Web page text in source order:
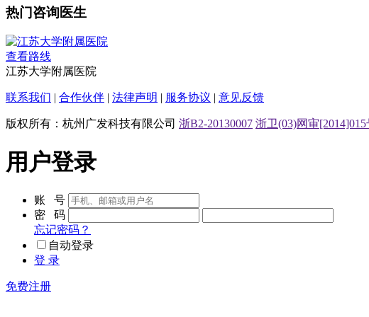
热门咨询医生
查看路线
江苏大学附属医院
联系我们 | 合作伙伴 | 法律声明 | 服务协议 | 意见反馈
版权所有：杭州广发科技有限公司 浙B2-20130007 浙卫(03)网审[2014]015
用户登录
账 号
密 码
忘记密码？
自动登录
登 录
免费注册